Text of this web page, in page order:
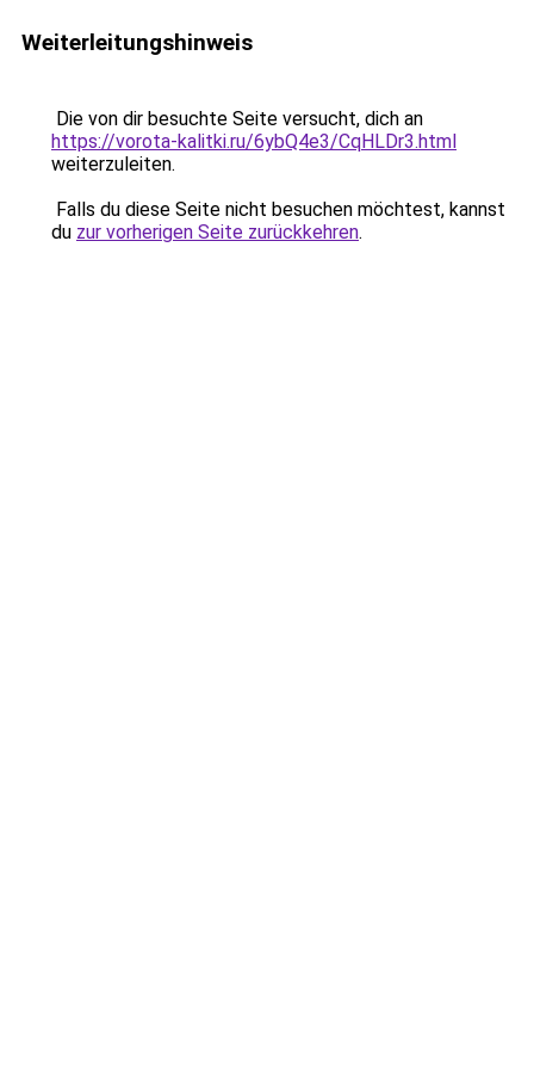
Weiterleitungshinweis
Die von dir besuchte Seite versucht, dich an
https://vorota-kalitki.ru/6ybQ4e3/CqHLDr3.html
weiterzuleiten.
Falls du diese Seite nicht besuchen möchtest, kannst
du zur vorherigen Seite zurückkehren.